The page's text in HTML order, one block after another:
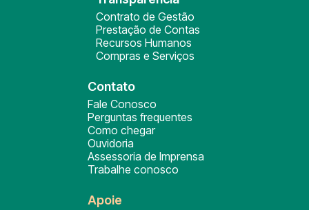
Contrato de Gestão
Prestação de Contas
Recursos Humanos
Compras e Serviços
Contato
Fale Conosco
Perguntas frequentes
Como chegar
Ouvidoria
Assessoria de Imprensa
Trabalhe conosco
Apoie